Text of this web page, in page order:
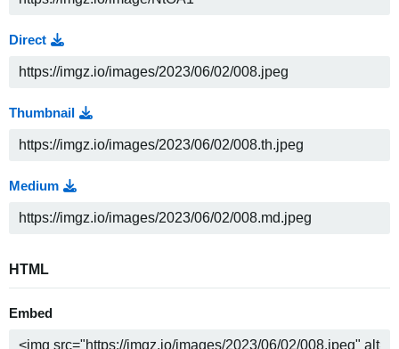
Direct
Thumbnail
Medium
HTML
Embed